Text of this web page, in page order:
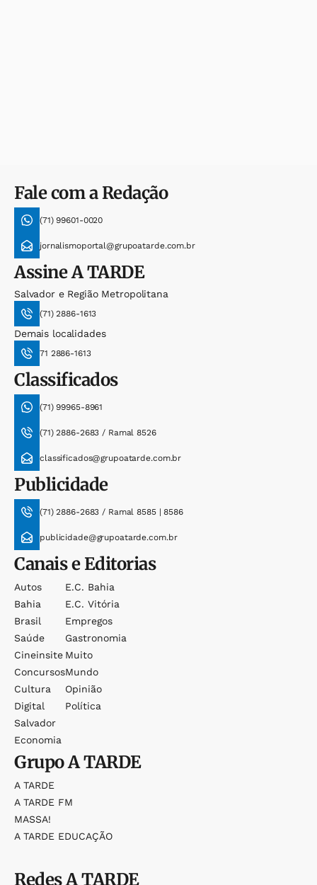
Fale com a Redação
(71) 99601-0020
jornalismoportal@grupoatarde.com.br
AssineA TARDE
Salvador e Região Metropolitana
(71) 2886-1613
Demais localidades
71 2886-1613
Classificados
(71) 99965-8961
(71) 2886-2683 / Ramal 8526
classificados@grupoatarde.com.br
Publicidade
(71) 2886-2683 / Ramal 8585 | 8586
publicidade@grupoatarde.com.br
Canais e Editorias
Autos
Bahia
Brasil
Saúde
Cineinsite
Concursos
Cultura
Digital
Salvador
Economia
E.c. Bahia
E.c. Vitória
Empregos
Gastronomia
Muito
Mundo
Opinião
Política
GrupoA TARDE
A TARDE
A TARDE FM
MASSA!
A TARDE EDUCAÇÃO
RedesA TARDE